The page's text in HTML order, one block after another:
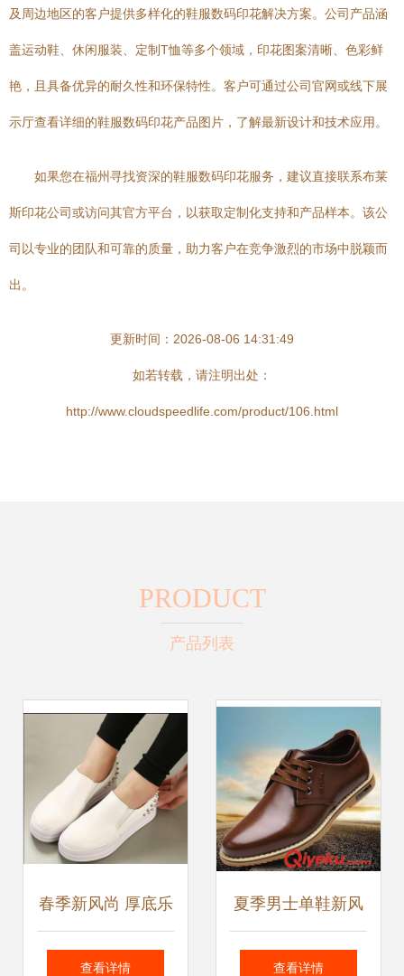
及周边地区的客户提供多样化的鞋服数码印花解决方案。公司产品涵
盖运动鞋、休闲服装、定制T恤等多个领域，印花图案清晰、色彩鲜
艳，且具备优异的耐久性和环保特性。客户可通过公司官网或线下展
示厅查看详细的鞋服数码印花产品图片，了解最新设计和技术应用。
如果您在福州寻找资深的鞋服数码印花服务，建议直接联系布莱
斯印花公司或访问其官方平台，以获取定制化支持和产品样本。该公
司以专业的团队和可靠的质量，助力客户在竞争激烈的市场中脱颖而
出。
更新时间：2026-08-06 14:31:49
如若转载，请注明出处：
http://www.cloudspeedlife.com/product/106.html
PRODUCT
产品列表
春季新风尚 厚底乐
福鞋，复古铆钉演
查看详情
夏季男士单鞋新风
尚 韩流真牛皮镂空
查看详情